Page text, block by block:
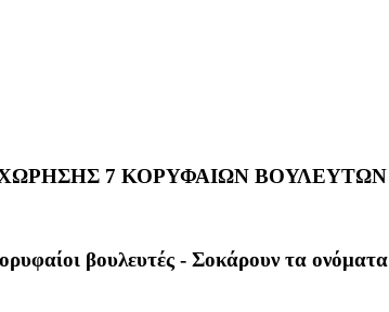
7 ΚΟΡΥΦΑΙΩΝ ΒΟΥΛΕΥΤΩΝ
βουλευτές - Σοκάρουν τα ονόματα